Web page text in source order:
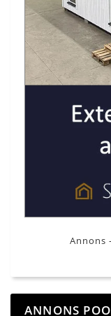
Annons
ANNONS